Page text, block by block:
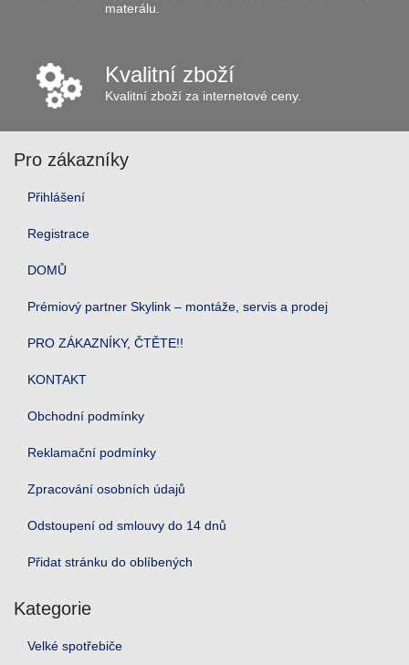
materálu.
Kvalitní zboží
Kvalitní zboží za internetové ceny.
Pro zákazníky
Přihlášení
Registrace
DOMŮ
Prémiový partner Skylink – montáže, servis a prodej
PRO ZÁKAZNÍKY, ČTĚTE!!
KONTAKT
Obchodní podmínky
Reklamační podmínky
Zpracování osobních údajů
Odstoupení od smlouvy do 14 dnů
Přidat stránku do oblíbených
Kategorie
Velké spotřebiče